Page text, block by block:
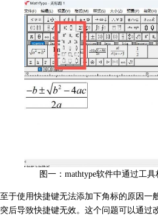
图一：mathtype软件中通过工
至于使用快捷键无法添加下角标的原因一
突后导致快捷键无效。这个问题可以通过